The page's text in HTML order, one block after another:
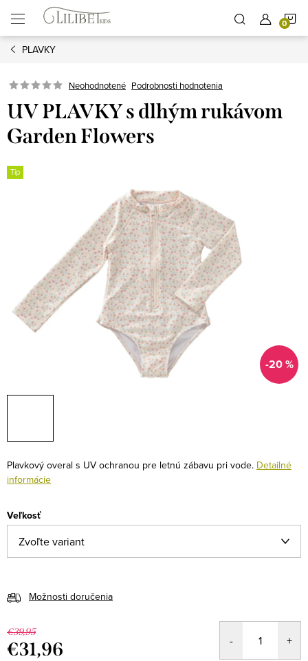
obsah
PLAVKY
Neohodnotené Podrobnosti hodnotenia
UV PLAVKY s dlhým rukávom
Garden Flowers
Tip
-20 %
Plavkový overal s UV ochranou pre letnú zábavu pri vode. Detailné
informácie
Veľkosť
Možnosti doručenia
€39,95
€31,96